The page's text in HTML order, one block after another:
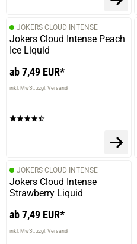
JOKERS CLOUD INTENSE
Jokers Cloud Intense Peach
Ice Liquid
ab 7,49 EUR*
inkl. MwSt. zzgl. Versand
JOKERS CLOUD INTENSE
Jokers Cloud Intense
Strawberry Liquid
ab 7,49 EUR*
inkl. MwSt. zzgl. Versand